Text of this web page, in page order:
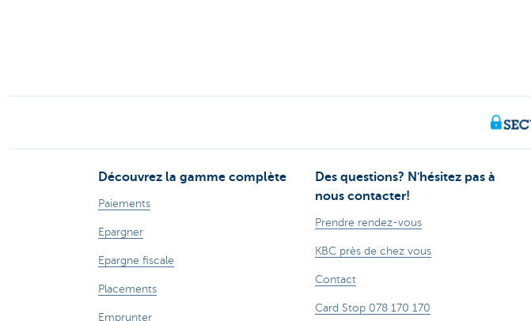
Découvrez la gamme complète
Paiements
Epargner
Epargne fiscale
Placements
Emprunter
Des questions? N'hésitez pas à
nous contacter!
Prendre rendez-vous
KBC près de chez vous
Contact
Card Stop 078 170 170